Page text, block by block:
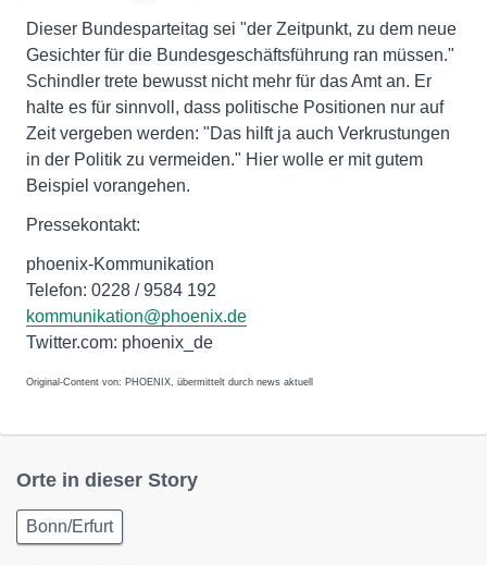
Dieser Bundesparteitag sei "der Zeitpunkt, zu dem neue
Gesichter für die Bundesgeschäftsführung ran müssen."
Schindler trete bewusst nicht mehr für das Amt an. Er
halte es für sinnvoll, dass politische Positionen nur auf
Zeit vergeben werden: "Das hilft ja auch Verkrustungen
in der Politik zu vermeiden." Hier wolle er mit gutem
Beispiel vorangehen.
Pressekontakt:
phoenix-Kommunikation
Telefon: 0228 / 9584 192
kommunikation@phoenix.de
Twitter.com: phoenix_de
Original-Content von: PHOENIX, übermittelt durch news aktuell
Orte in dieser Story
Bonn/Erfurt